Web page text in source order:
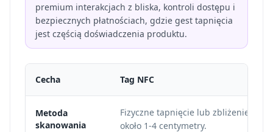
premium interakcjach z bliska, kontroli dostępu i
bezpiecznych płatnościach, gdzie gest tapnięcia
jest częścią doświadczenia produktu.
Cecha Tag NFC
Metoda
skanowania
Fizyczne tapnięcie lub zbliżenie na
około 1-4 centymetry.